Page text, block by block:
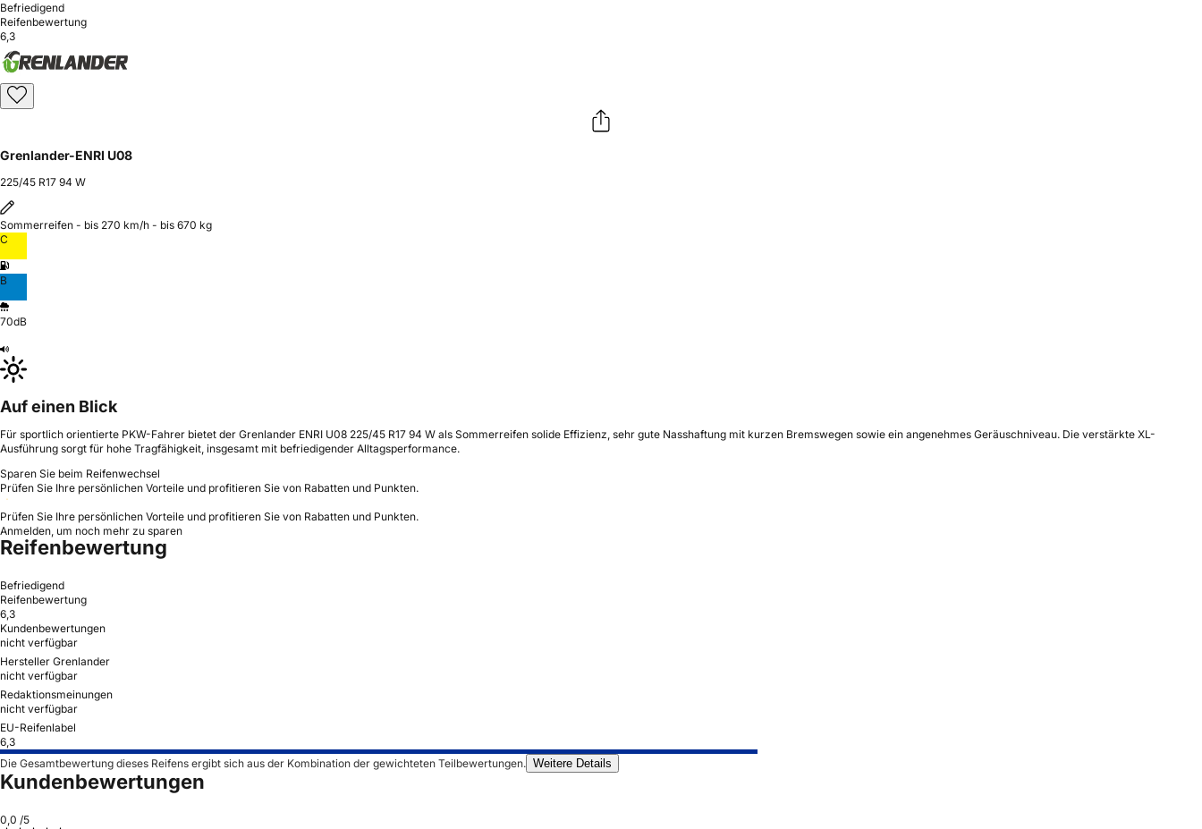
Befriedigend
Reifenbewertung
6,3
Grenlander-ENRI U08
225/45 R17 94 W
Sommerreifen - bis 270 km/h - bis 670 kg
C
B
70dB
Auf einen Blick
Für sportlich orientierte PKW-Fahrer bietet der Grenlander ENRI U08 225/45 R17 94 W als Sommerreifen solide Effizienz, sehr gute Nasshaftung mit kurzen Bremswegen sowie ein angenehmes Geräuschniveau. Die verstärkte XL-
Ausführung sorgt für hohe Tragfähigkeit, insgesamt mit befriedigender Alltagsperformance.
Sparen Sie beim Reifenwechsel
Prüfen Sie Ihre persönlichen Vorteile und profitieren Sie von Rabatten und Punkten.
Prüfen Sie Ihre persönlichen Vorteile und profitieren Sie von Rabatten und Punkten.
Anmelden, um noch mehr zu sparen
Reifenbewertung
Befriedigend
Reifenbewertung
6,3
Kundenbewertungen
nicht verfügbar
Hersteller Grenlander
nicht verfügbar
Redaktionsmeinungen
nicht verfügbar
EU-Reifenlabel
6,3
Die Gesamtbewertung dieses Reifens ergibt sich aus der Kombination der gewichteten Teilbewertungen. Weitere Details
Kundenbewertungen
0,0 /5